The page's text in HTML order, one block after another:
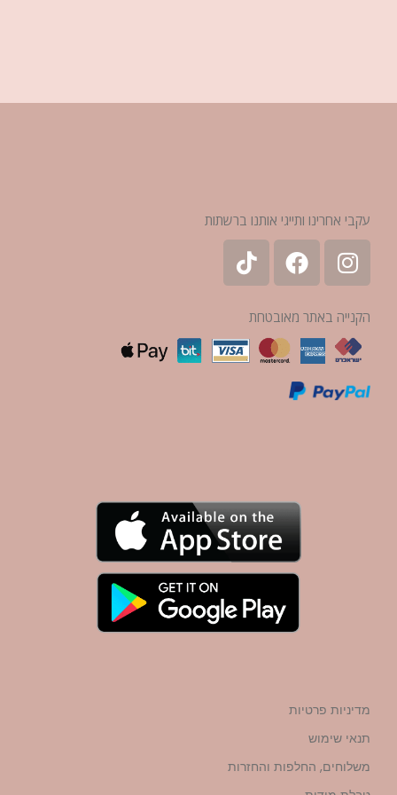
עקבי אחרינו ותייגי אותנו ברשתות
הקנייה באתר מאובטחת
מדיניות פרטיות
תנאי שימוש
משלוחים, החלפות והחזרות